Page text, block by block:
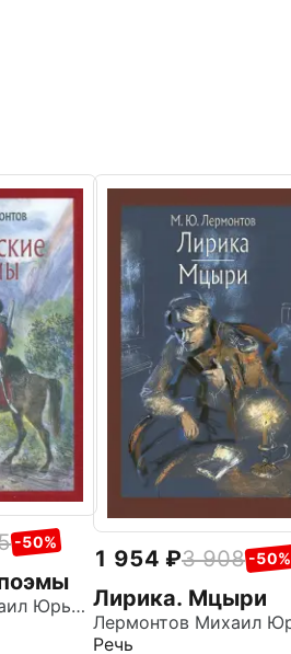
-50%
Лермонтов Михаил Юрьевич
1 954 3 908 -50%
Лирика. Мцыри
Речь